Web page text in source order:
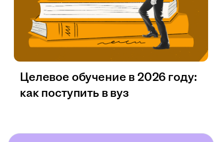
Целевое обучение в 2026 году:
как поступить в вуз